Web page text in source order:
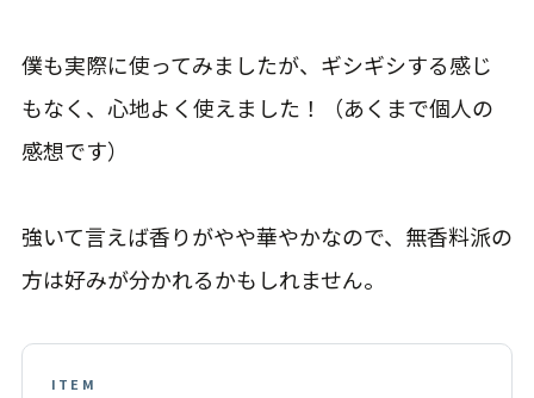
僕も実際に使ってみましたが、ギシギシする感じ
もなく、心地よく使えました！（あくまで個人の
感想です）
強いて言えば香りがやや華やかなので、無香料派の
方は好みが分かれるかもしれません。
ITEM